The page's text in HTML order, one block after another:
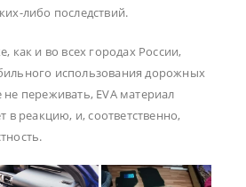
либо последствий.
как и во всех городах России,
использования дорожных
переживать, EVA материал
в реакцию, и, соответственно,